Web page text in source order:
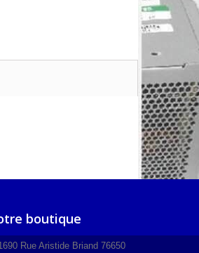
boutique
Rue Aristide Briand 76650